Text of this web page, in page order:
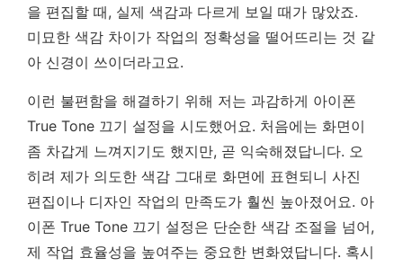
을 편집할 때, 실제 색감과 다르게 보일 때가 많았죠.
미묘한 색감 차이가 작업의 정확성을 떨어뜨리는 것 같
아 신경이 쓰이더라고요.
이런 불편함을 해결하기 위해 저는 과감하게 아이폰
True Tone 끄기 설정을 시도했어요. 처음에는 화면이
좀 차갑게 느껴지기도 했지만, 곧 익숙해졌답니다. 오
히려 제가 의도한 색감 그대로 화면에 표현되니 사진
편집이나 디자인 작업의 만족도가 훨씬 높아졌어요. 아
이폰 True Tone 끄기 설정은 단순한 색감 조절을 넘어,
제 작업 효율성을 높여주는 중요한 변화였답니다. 혹시